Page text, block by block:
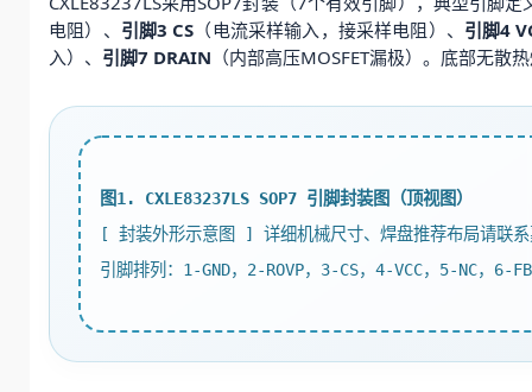
电阻）、 引脚3 CS （电流采样输入，接采样电阻）、 引脚4
入）、 引脚7 DRAIN （内部高压MOSFET漏极）。底部无散
图1. CXLE83237LS SOP7 引脚封装图（顶视图）
[ 封装外形示意图 ] 详细机械尺寸、焊盘推荐布局请联系
引脚排列：1-GND，2-ROVP，3-CS，4-VCC，5-NC，6-